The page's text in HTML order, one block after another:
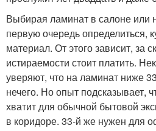
Выбирая ламинат в салоне или
первую очередь определиться,
материал. От этого зависит, за
истираемости стоит платить.
уверяют, что на ламинат ниже
нечего. Но опыт подсказывает,
хватит для обычной бытовой
в коридоре. 33-й же нужен для